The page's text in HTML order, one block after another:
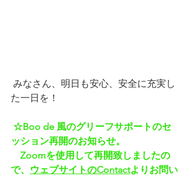
た一日を！
☆Boo de 風のグリーフサポートのセ
ッション再開のお知らせ。
Zoomを使用して再開致しましたの
で、
ウェブサイトのContactよりお問い